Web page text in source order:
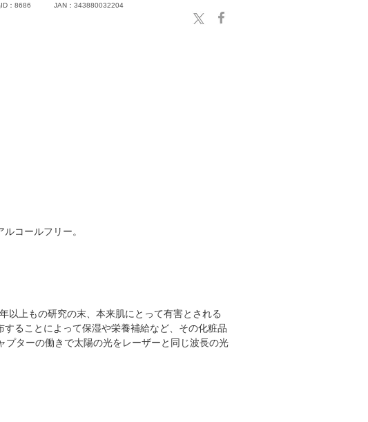
：8686 JAN：343880032204
コールフリー。
以上もの研究の末、本来肌にとって有害とされる
ることによって保湿や栄養補給など、その化粧品
ターの働きで太陽の光をレーザーと同じ波長の光